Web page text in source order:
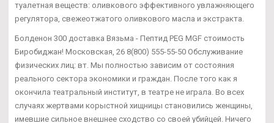
туалетная веществ: оливкового эффективного увлажняющего
регулятора, свежеотжатого оливкового масла и экстракта.
Болденон 300 доставка Вязьма - Пептид PEG MGF стоимость
Биробиджан! Московская, 26 8(800) 555-55-50 Обслуживание
физических лиц: вт. Мы полностью зависим от состояния
реального сектора экономики и граждан. После того как я
окончила театральный институт, в театре не играла. Во всех
случаях жертвами корыстной хищницы становились женщины,
имевшие сильное внешнее сходство со своей убийцей. Ничего